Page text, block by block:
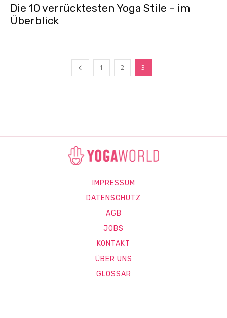
Die 10 verrücktesten Yoga Stile – im
Überblick
1 2 3
IMPRESSUM
DATENSCHUTZ
AGB
JOBS
KONTAKT
ÜBER UNS
GLOSSAR